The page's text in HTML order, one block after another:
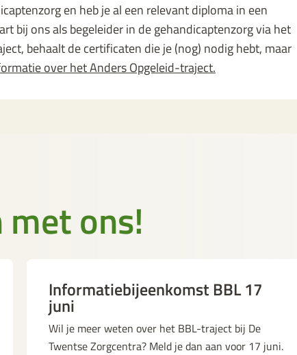
en heb je al een relevant diploma in een
bij ons als begeleider in de gehandicaptenzorg via het
behaalt de certificaten die je (nog) nodig hebt, maar
over het Anders Opgeleid-traject.
ons!
Informatiebijeenkomst BBL 17
juni
Wil je meer weten over het BBL-traject bij De
Twentse Zorgcentra? Meld je dan aan voor 17 juni.